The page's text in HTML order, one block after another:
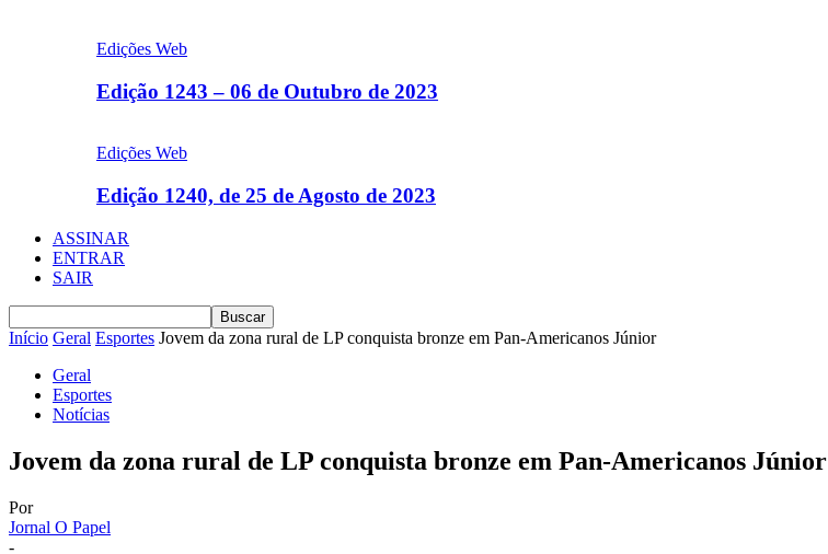
Edições Web
Edição 1243 – 06 de Outubro de 2023
Edições Web
Edição 1240, de 25 de Agosto de 2023
ASSINAR
ENTRAR
SAIR
Início Geral Esportes Jovem da zona rural de LP conquista bronze em Pan-Americanos Júnior
Geral
Esportes
Notícias
Jovem da zona rural de LP conquista bronze em Pan-Americanos Júnior
Por
Jornal O Papel
-